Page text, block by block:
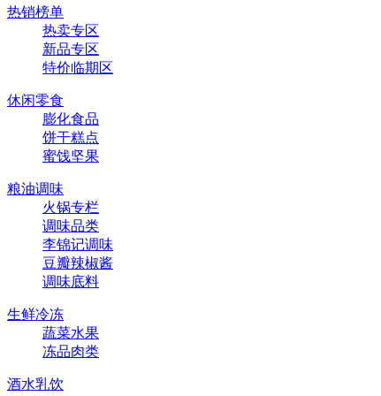
热销榜单
热卖专区
新品专区
特价临期区
休闲零食
膨化食品
饼干糕点
蜜饯坚果
粮油调味
火锅专栏
调味品类
李锦记调味
豆瓣辣椒酱
调味底料
生鲜冷冻
蔬菜水果
冻品肉类
酒水乳饮